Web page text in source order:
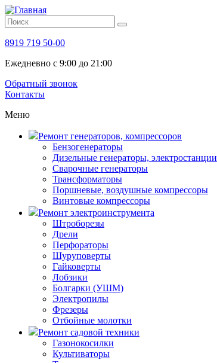
8919 719 50-00
Ежедневно с 9:00 до 21:00
Обратный звонок
Контакты
Меню
Ремонт генераторов, компрессоров
Бензогенераторы
Дизельные генераторы, электростанции
Сварочные генераторы
Трансформаторы
Поршневые, воздушные компрессоры
Винтовые компрессоры
Ремонт электроинструмента
Штроборезы
Дрели
Перфораторы
Шуруповерты
Гайковерты
Лобзики
Болгарки (УШМ)
Электропилы
Фрезеры
Отбойные молотки
Ремонт садовой техники
Газонокосилки
Культиваторы